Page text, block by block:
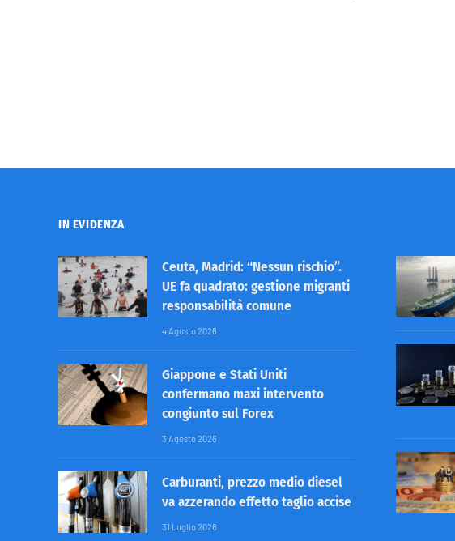
IN EVIDENZA
Ceuta, Madrid: “Nessun rischio”.
UE fa quadrato: gestione migranti
responsabilità comune
4 Agosto 2026
Giappone e Stati Uniti
confermano maxi intervento
congiunto sul Forex
3 Agosto 2026
Carburanti, prezzo medio diesel
va azzerando effetto taglio accise
31 Luglio 2026